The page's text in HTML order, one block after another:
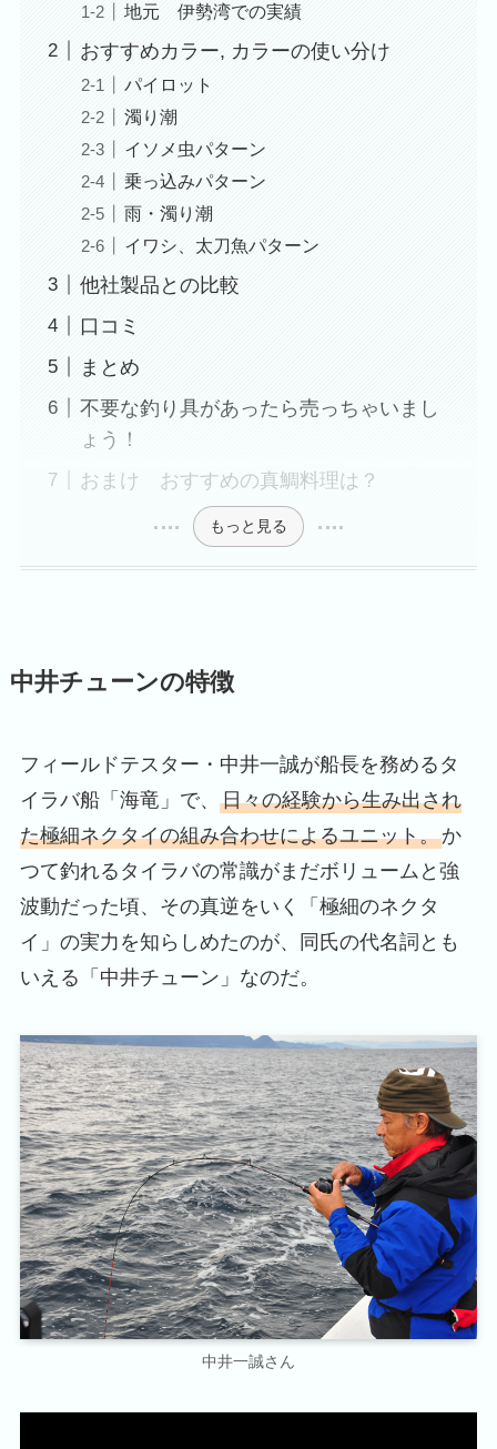
地元 伊勢湾での実績
おすすめカラー, カラーの使い分け
パイロット
濁り潮
イソメ虫パターン
乗っ込みパターン
雨・濁り潮
イワシ、太刀魚パターン
他社製品との比較
口コミ
まとめ
不要な釣り具があったら売っちゃいまし
ょう！
おまけ おすすめの真鯛料理は？
もっと見る
中井チューンの特徴
フィールドテスター・中井一誠が船長を務めるタ
イラバ船「海竜」で、 日々の経験から生み出され
た極細ネクタイの組み合わせによるユニット。か
つて釣れるタイラバの常識がまだボリュームと強
波動だった頃、その真逆をいく「極細のネクタ
イ」の実力を知らしめたのが、同氏の代名詞とも
いえる「中井チューン」なのだ。
中井一誠さん